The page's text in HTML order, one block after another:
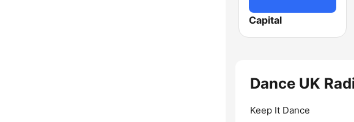
Capital
Dance UK
Keep It Dance